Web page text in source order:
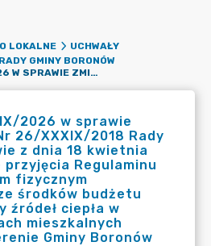
LOKALNE
UCHWAŁY
GMINY BORONÓW
UCHWAŁA NR 3/XIX/2026 W SPRAWIE ZMIANY UCHWAŁY NR 26/XXXIX/2018 RADY GMINY W BORONOWIE Z DNIA 18 KWIETNIA 2018 R. W SPRAWIE PRZYJĘCIA REGULAMINU UDZIELANIA OSOBOM FIZYCZNYM DOFINANSOWANIA ZE ŚRODKÓW BUDŻETU GMINY DO WYMIANY ŹRÓDEŁ CIEPŁA W BUDYNKACH/LOKALACH MIESZKALNYCH POŁOŻONYCH NA TERENIE GMINY BORONÓW
2026 w sprawie
26/XXXIX/2018 Rady
z dnia 18 kwietnia
przyjęcia Regulaminu
fizycznym
środków budżetu
źródeł ciepła w
mieszkalnych
Gminy Boronów